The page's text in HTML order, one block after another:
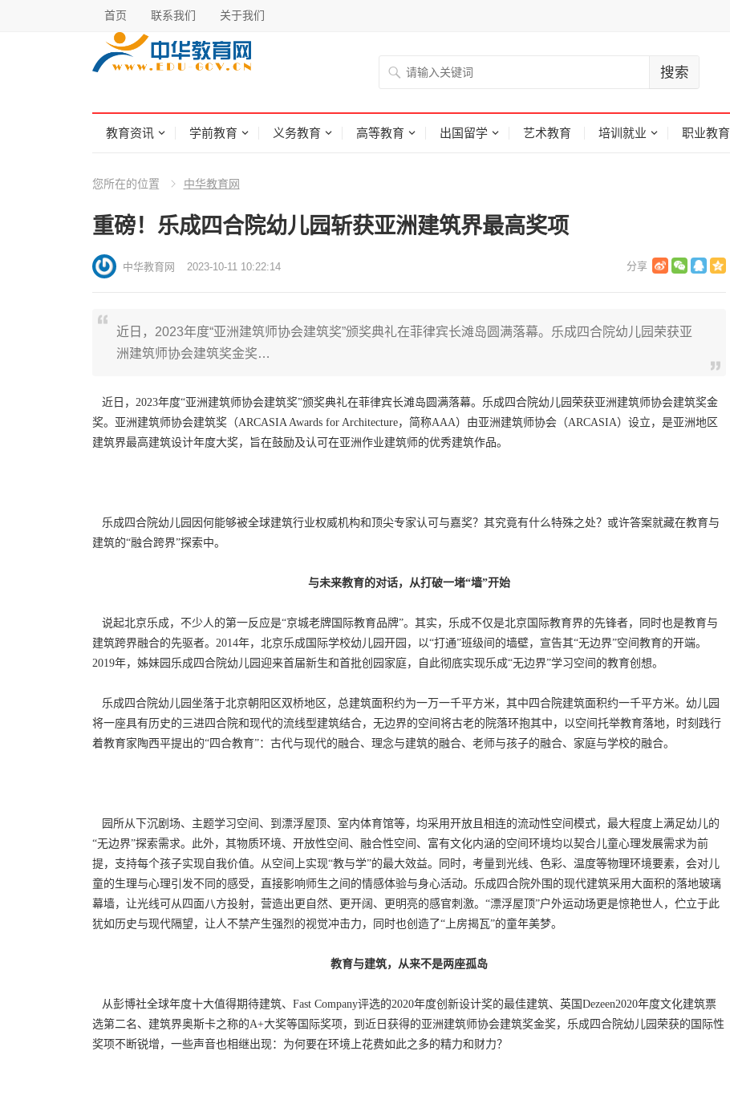
首页 联系我们 关于我们
教育资讯 学前教育 义务教育 高等教育 出国留学 艺术教育 培训就业 职业教育
您所在的位置 中华教育网
重磅！乐成四合院幼儿园斩获亚洲建筑界最高奖项
中华教育网 2023-10-11 10:22:14
近日，2023年度“亚洲建筑师协会建筑奖”颁奖典礼在菲律宾长滩岛圆满落幕。乐成四合院幼儿园荣获亚
洲建筑师协会建筑奖金奖…
近日，2023年度“亚洲建筑师协会建筑奖”颁奖典礼在菲律宾长滩岛圆满落幕。乐成四合院幼儿园荣获亚洲建筑师协会建筑奖金
奖。亚洲建筑师协会建筑奖（ARCASIA Awards for Architecture，简称AAA）由亚洲建筑师协会（ARCASIA）设立，是亚洲地区
建筑界最高建筑设计年度大奖，旨在鼓励及认可在亚洲作业建筑师的优秀建筑作品。
乐成四合院幼儿园因何能够被全球建筑行业权威机构和顶尖专家认可与嘉奖？其究竟有什么特殊之处？或许答案就藏在教育与
建筑的“融合跨界”探索中。
与未来教育的对话，从打破一堵“墙”开始
说起北京乐成，不少人的第一反应是“京城老牌国际教育品牌”。其实，乐成不仅是北京国际教育界的先锋者，同时也是教育与
建筑跨界融合的先驱者。2014年，北京乐成国际学校幼儿园开园，以“打通”班级间的墙壁，宣告其“无边界”空间教育的开端。
2019年，姊妹园乐成四合院幼儿园迎来首届新生和首批创园家庭，自此彻底实现乐成“无边界”学习空间的教育创想。
乐成四合院幼儿园坐落于北京朝阳区双桥地区，总建筑面积约为一万一千平方米，其中四合院建筑面积约一千平方米。幼儿园
将一座具有历史的三进四合院和现代的流线型建筑结合，无边界的空间将古老的院落环抱其中，以空间托举教育落地，时刻践行
着教育家陶西平提出的“四合教育”：古代与现代的融合、理念与建筑的融合、老师与孩子的融合、家庭与学校的融合。
园所从下沉剧场、主题学习空间、到漂浮屋顶、室内体育馆等，均采用开放且相连的流动性空间模式，最大程度上满足幼儿的
“无边界”探索需求。此外，其物质环境、开放性空间、融合性空间、富有文化内涵的空间环境均以契合儿童心理发展需求为前
提，支持每个孩子实现自我价值。从空间上实现“教与学”的最大效益。同时，考量到光线、色彩、温度等物理环境要素，会对儿
童的生理与心理引发不同的感受，直接影响师生之间的情感体验与身心活动。乐成四合院外围的现代建筑采用大面积的落地玻璃
幕墙，让光线可从四面八方投射，营造出更自然、更开阔、更明亮的感官刺激。“漂浮屋顶”户外运动场更是惊艳世人，伫立于此
犹如历史与现代隔望，让人不禁产生强烈的视觉冲击力，同时也创造了“上房揭瓦”的童年美梦。
教育与建筑，从来不是两座孤岛
从彭博社全球年度十大值得期待建筑、Fast Company评选的2020年度创新设计奖的最佳建筑、英国Dezeen2020年度文化建筑票
选第二名、建筑界奥斯卡之称的A+大奖等国际奖项，到近日获得的亚洲建筑师协会建筑奖金奖，乐成四合院幼儿园荣获的国际性
奖项不断锐增，一些声音也相继出现：为何要在环境上花费如此之多的精力和财力？